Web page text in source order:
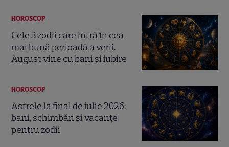
HOROSCOP
Cele 3 zodii care intră în cea
mai bună perioadă a verii.
August vine cu bani și iubire
HOROSCOP
Astrele la final de iulie 2026:
bani, schimbări și vacanțe
pentru zodii